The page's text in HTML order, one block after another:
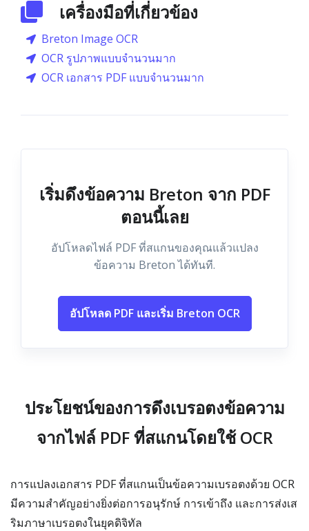
เครื่องมือที่เกี่ยวข้อง
Breton Image OCR
OCR รูปภาพแบบจำนวนมาก
OCR เอกสาร PDF แบบจำนวนมาก
เริ่มดึงข้อความ Breton จาก PDF
ตอนนี้เลย
อัปโหลดไฟล์ PDF ที่สแกนของคุณแล้วแปลง
ข้อความ Breton ได้ทันที.
อัปโหลด PDF และเริ่ม Breton OCR
ประโยชน์ของการดึงเบรอตงข้อความ
จากไฟล์ PDF ที่สแกนโดยใช้ OCR
การแปลงเอกสาร PDF ที่สแกนเป็นข้อความเบรอตงด้วย OCR
มีความสำคัญอย่างยิ่งต่อการอนุรักษ์ การเข้าถึง และการส่งเส
ริมภาษาเบรอตงในยุคดิจิทัล